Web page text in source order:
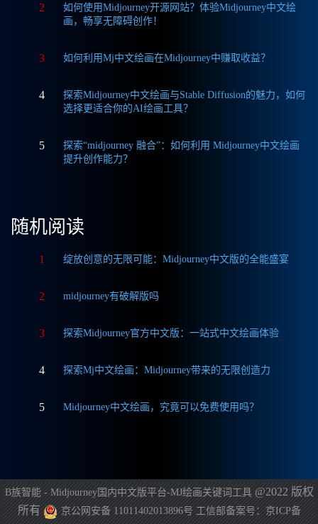
2
如何使用Midjourney开源网站？体验Midjourney中文绘
画，畅享无障碍创作！
3 如何利用Mj中文绘画在Midjourney中赚取收益？
4
探索Midjourney中文绘画与Stable Diffusion的魅力，如何
选择更适合你的AI绘画工具？
5
探索“midjourney 融合”：如何利用 Midjourney中文绘画
提升创作能力？
随机阅读
1 绽放创意的无限可能：Midjourney中文版的全能盛宴
2 midjourney有破解版吗
3 探索Midjourney官方中文版：一站式中文绘画体验
4 探索Mj中文绘画：Midjourney带来的无限创造力
5 Midjourney中文绘画，究竟可以免费使用吗？
B族智能 - Midjourney国内中文版平台-MJ绘画关键词工具@2022 版权
所有
京公网安备 11011402013896号 工信部备案号：京ICP备